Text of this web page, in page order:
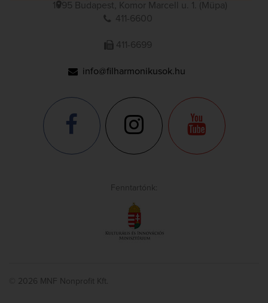
1095 Budapest, Komor Marcell u. 1. (Müpa)
411-6600
411-6699
info@filharmonikusok.hu
Fenntartónk:
© 2026 MNF Nonprofit Kft.